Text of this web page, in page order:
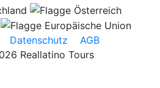
Datenschutz
AGB
Reallatino Tours